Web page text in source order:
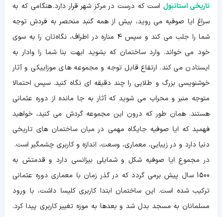
تاریخی استانبول است که درست در مرکز شهر قرار دارد. هنگامی که به
سراغ ایا صوفیه می روید، بیش از همه گنبد منحصر به فردش توجه
شما را جلب می کند و سپس ۴ مناره در اطراف، نگاه‌تان را به سوی
خود می خواند. وارد ساختمان که بشوید ابهت بنا شما را وادار به
ایستادن می کند. ارتفاع قابل توجه و مجموعه های موزاییکی و آثار
خوشنویسی بزرگ و طلایی را چند دقیقه ای نگاه کنید. سپس احتمالا
متوجه منبر و محراب می شوید که آثار به جا مانده از دوره عثمانی
هستند. همان طور که درون این مجموعه گردش می کنید، خواهید
فهمید که ایا صوفیه جایگاه مهمی در میان ساختمان های تاریخی
دنیا دارد و در زیبایی، معماری، وسعت، اندازه و کاربری چشمگیر است.
در مجموع ایا صوفیه شکل و شمایلی بیزانسی دارد و قدمتش به
1500 سال پیش برمی گردد که در گذر زمان با معماری دوره عثمانی
ترکیب شده است. این ساختمان ابتدا کاربری کلیسا داشت، با ورود
مسلمانان به مسجد بدل شد و بعدها به موزه تغییر کاربری پیدا کرد.